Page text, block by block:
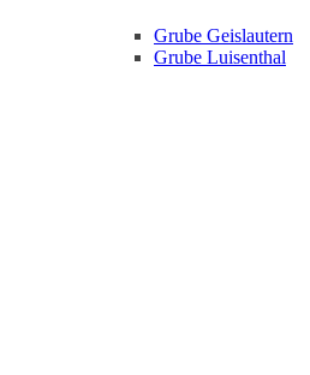
Grube Geislautern
Grube Luisenthal